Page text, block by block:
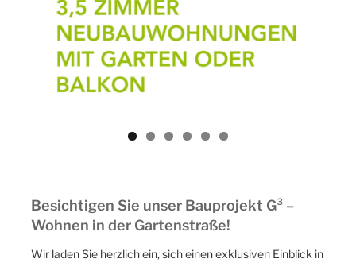
ous
Besichtigen Sie unser Bauprojekt G³ –
Wohnen in der Gartenstraße!
Wir laden Sie herzlich ein, sich einen exklusiven Einblick in